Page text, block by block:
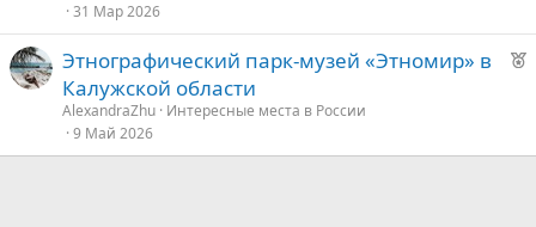
у
о
у
31 Мар 2026
Р
Этнографический парк-музей «Этномир» в
Калужской области
AlexandraZhu Интересные места в России
9 Май 2026